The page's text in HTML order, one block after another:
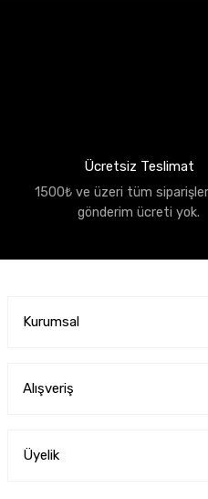
Ücretsiz Teslimat
1500₺ ve üzeri tüm
gönderim ücreti yok.
Kurumsal
Alışveriş
Üyelik